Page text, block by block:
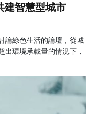
建智慧型城市
論綠色生活的論壇，從城
出環境承載量的情況下，